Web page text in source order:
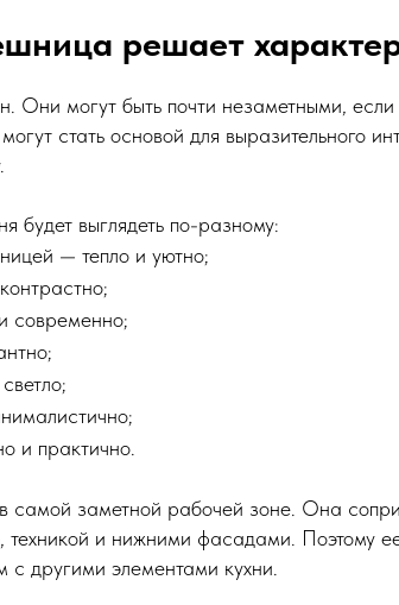
решает
Они могут быть почти незаметными, если
стать основой для выразительного
будет выглядеть по-разному:
— тепло и уютно;
современно;
и практично.
самой заметной рабочей зоне. Она
техникой и нижними фасадами. Поэтому
с другими элементами кухни.